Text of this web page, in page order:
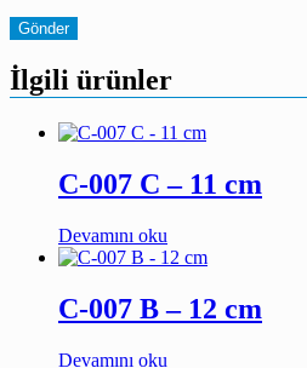
İlgili ürünler
C-007 C – 11 cm
Devamını oku
C-007 B – 12 cm
Devamını oku